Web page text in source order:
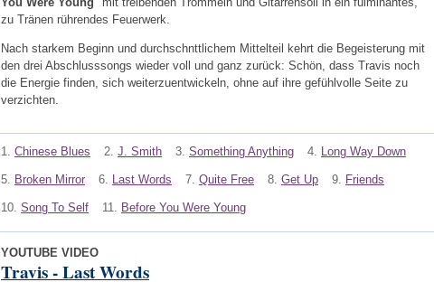
zu Tränen rührendes Feuerwerk.
Nach starkem Beginn und durchschnttlichem Mittelteil kehrt die Begeisterung mit
den drei Abschlusssongs wieder voll und ganz zurück: Schön, dass Travis noch
die Energie finden, sich weiterzuentwickeln, ohne auf ihre gefühlvolle Seite zu
verzichten.
1. Chinese Blues 2. J. Smith 3. Something Anything 4. Long Way Down
5. Broken Mirror 6. Last Words 7. Quite Free 8. Get Up 9. Friends
10. Song To Self 11. Before You Were Young
YOUTUBE VIDEO
Travis - Last Words